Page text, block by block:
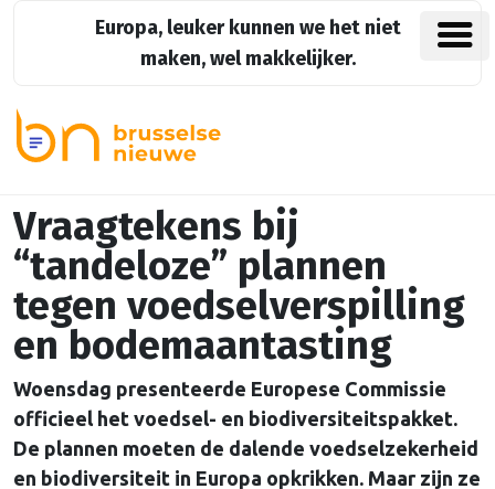
Europa, leuker kunnen we het niet
maken, wel makkelijker.
Vraagtekens bij
“tandeloze” plannen
tegen voedselverspilling
en bodemaantasting
Woensdag presenteerde Europese Commissie
officieel het voedsel- en biodiversiteitspakket.
De plannen moeten de dalende voedselzekerheid
en biodiversiteit in Europa opkrikken. Maar zijn ze